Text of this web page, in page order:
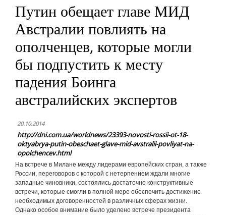
Путин обещает главе МИД
Австралии повлиять на
ополченцев, которые могли
бы подпустить к месту
падения Боинга
австралийских экспертов
20.10.2014
http://dni.com.ua/worldnews/23393-novosti-rossii-ot-18-
oktyabrya-putin-obeschaet-glave-mid-avstralii-povliyat-na-
opolchencev.html
На встрече в Милане между лидерами европейских стран, а также
России, переговоров с которой с нетерпением ждали многие
западные чиновники, состоялись достаточно конструктивные
встречи, которые смогли в полной мере обеспечить достижение
необходимых договоренностей в различных сферах жизни.
Однако особое внимание было уделено встрече президента